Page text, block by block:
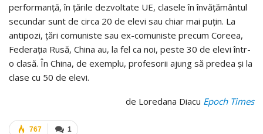
performanţă, în ţările dezvoltate UE, clasele în învăţământul
secundar sunt de circa 20 de elevi sau chiar mai puţin. La
antipozi, ţări comuniste sau ex-comuniste precum Coreea,
Federaţia Rusă, China au, la fel ca noi, peste 30 de elevi într-
o clasă. În China, de exemplu, profesorii ajung să predea şi la
clase cu 50 de elevi.
de Loredana Diacu Epoch Times
1
767